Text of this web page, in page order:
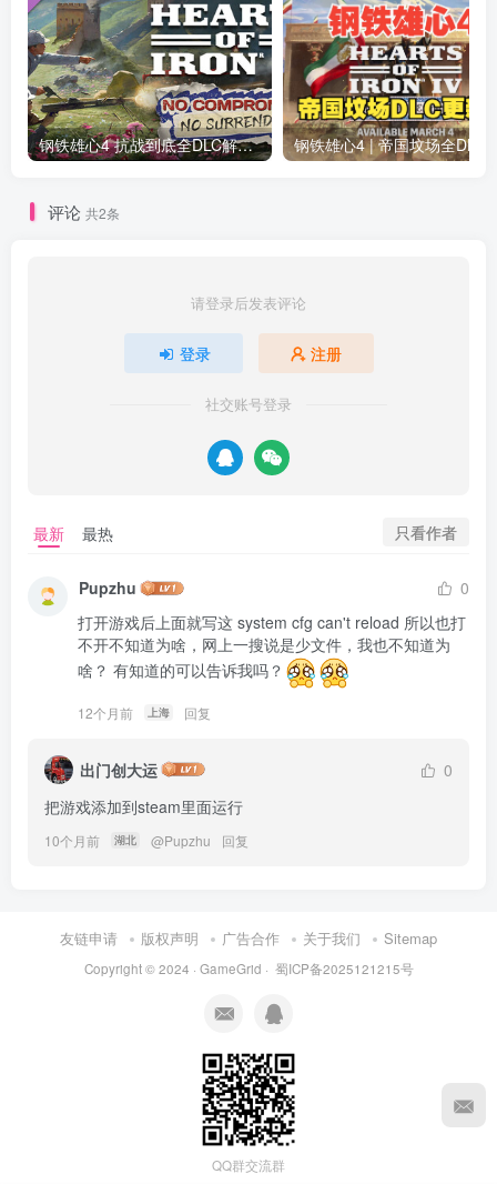
钢铁雄心4 抗战到底全DLC解锁补丁免费分享 1.17最新版2025
评论 共2条
请登录后发表评论
登录 注册
社交账号登录
最新 最热 只看作者
Pupzhu
0
打开游戏后上面就写这 system cfg can't reload 所以也打
不开不知道为啥，网上一搜说是少文件，我也不知道为
啥？ 有知道的可以告诉我吗？
12个月前 上海 回复
出门创大运
0
把游戏添加到steam里面运行
10个月前 湖北 @Pupzhu 回复
友链申请 版权声明 广告合作 关于我们 Sitemap
Copyright © 2024 · GameGrid · 蜀ICP备2025121215号
QQ群交流群